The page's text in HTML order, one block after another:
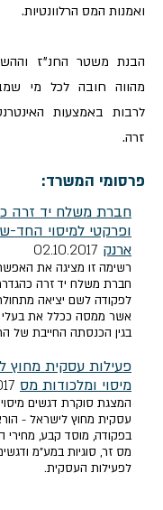
ואמנות המס הרלוונטיות.
הבנת משטר החנ"ז
מהווה חובה לכל מי
לרבות באמצעות
זרה.
פרסומי המשרד:
חברת משלח יד זרה
ופרקטי למיסוי
ארנק 02.10.2017
רשימה זו מציגה את
אשר ממסה ככלל את בעלי
בגין הכנסתה החייבת של
פעילות עסקית מחוץ
מיסוי ומלכודות מס
המצגת סוקרת דגשים
עסקית מחוץ לישראל -
בפקודה, מוסד קבע, מחירי
מס זר, סוגיות במע"מ
לפעילות העסקית.